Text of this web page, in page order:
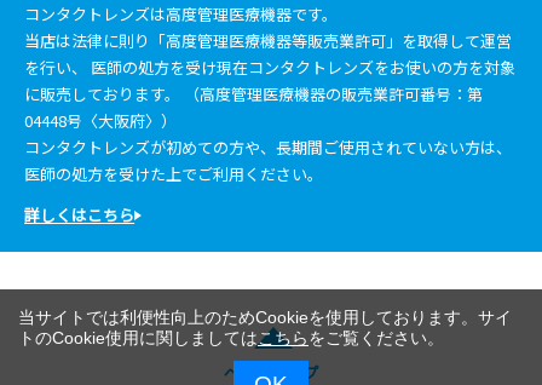
コンタクトレンズは高度管理医療機器です。
当店は法律に則り「高度管理医療機器等販売業許可」を取得して運営
を行い、 医師の処方を受け現在コンタクトレンズをお使いの方を対象
に販売しております。 （高度管理医療機器の販売業許可番号：第
04448号〈大阪府〉）
コンタクトレンズが初めての方や、長期間ご使用されていない方は、
医師の処方を受けた上でご利用ください。
詳しくはこちら
ページトップ
当サイトでは利便性向上のためCookieを使用しております。サイ
トのCookie使用に関しましてはこちらをご覧ください。